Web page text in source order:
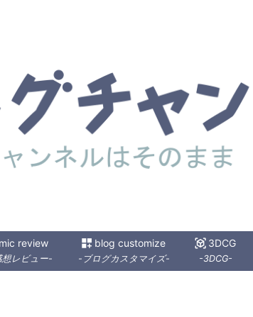
review
レビュー-
dashboard_customize blog customize
-ブログカスタマイズ-
view_in_ar3DCG
-3DCG-